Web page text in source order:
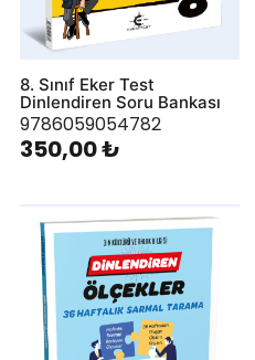
8. Sınıf Eker Test
Dinlendiren Soru Bankası
9786059054782
350,00 ₺